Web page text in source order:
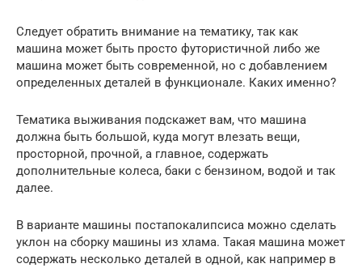
Следует обратить внимание на тематику, так как
машина может быть просто футористичной либо же
машина может быть современной, но с добавлением
определенных деталей в функционале. Каких именно?
Тематика выживания подскажет вам, что машина
должна быть большой, куда могут влезать вещи,
просторной, прочной, а главное, содержать
дополнительные колеса, баки с бензином, водой и так
далее.
В варианте машины постапокалипсиса можно сделать
уклон на сборку машины из хлама. Такая машина может
содержать несколько деталей в одной, как например в